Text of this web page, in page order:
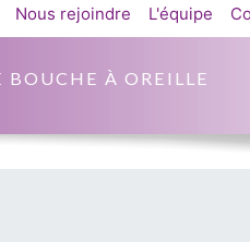
À OREILLE
Nous rejoindre L'équipe